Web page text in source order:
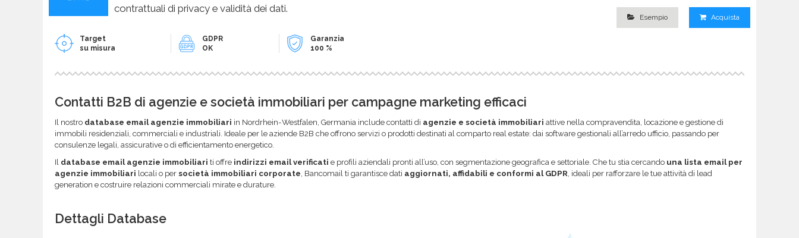
contrattuali di privacy e validità dei dati.
Target
su misura
GDPR
OK
Garanzia
100 %
Esempio Acquista
Contatti B2B di agenzie e società immobiliari per campagne marketing efficaci
Il nostro database email agenzie immobiliari in Nordrhein-Westfalen, Germania include contatti di agenzie e società immobiliari attive nella compravendita, locazione e gestione di
immobili residenziali, commerciali e industriali. Ideale per le aziende B2B che offrono servizi o prodotti destinati al comparto real estate: dai software gestionali all’arredo ufficio, passando per
consulenze legali, assicurative o di efficientamento energetico.
Il database email agenzie immobiliari ti offre indirizzi email verificati e profili aziendali pronti all’uso, con segmentazione geografica e settoriale. Che tu stia cercando una lista email per
agenzie immobiliari locali o per società immobiliari corporate , Bancomail ti garantisce dati aggiornati, affidabili e conformi al GDPR , ideali per rafforzare le tue attività di lead
generation e costruire relazioni commerciali mirate e durature.
Dettagli Database